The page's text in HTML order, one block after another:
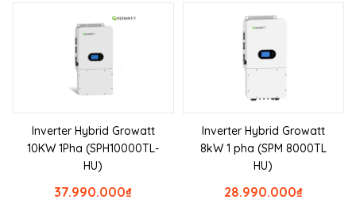
Inverter Hybrid Growatt
10KW 1Pha (SPH10000TL-
HU)
₫
37.990.000
Inverter Hybrid Growatt
8kW 1 pha (SPM 8000TL
HU)
₫
28.990.000